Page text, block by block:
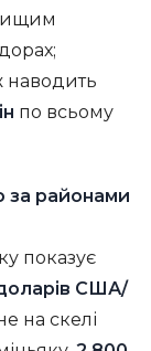
наводить
по всьому
за районами
показує
США/
на скелі